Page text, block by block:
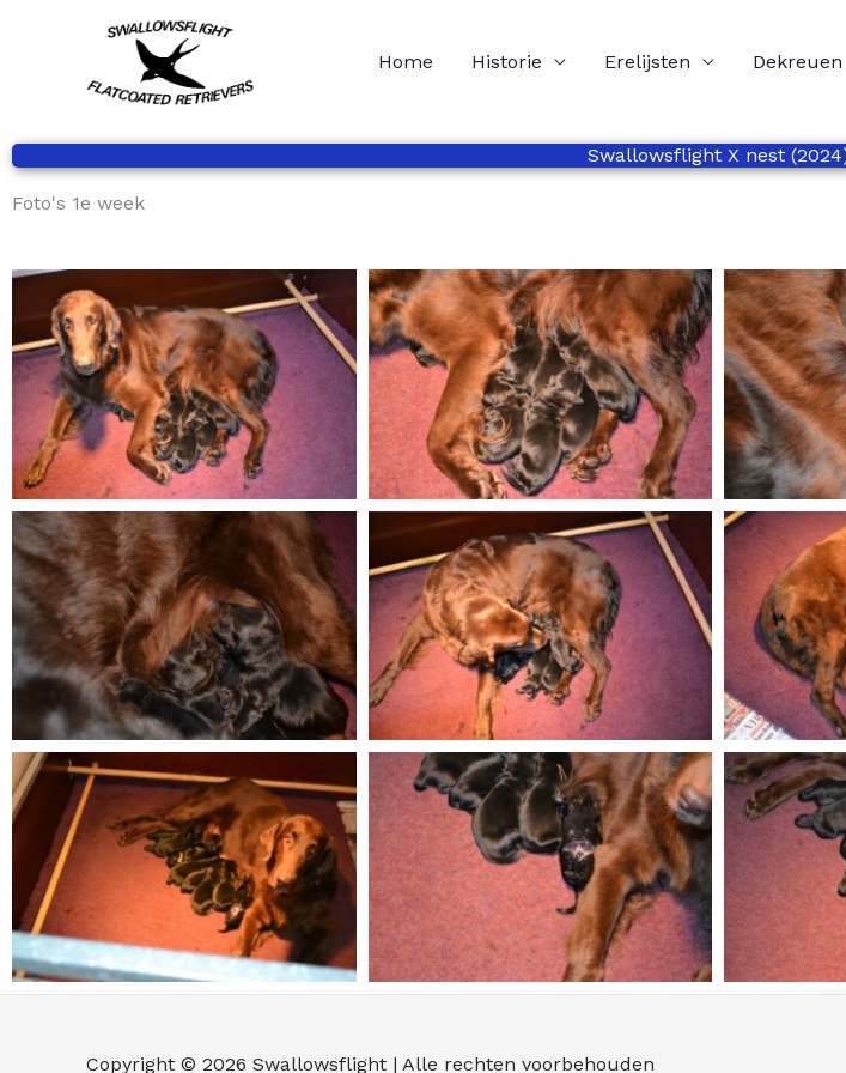
Home Historie Erelijsten Dekreuen
Swallowsflight X nest
Foto's 1e week
Copyright © 2026 Swallowsflight | Alle rechten voorbehouden